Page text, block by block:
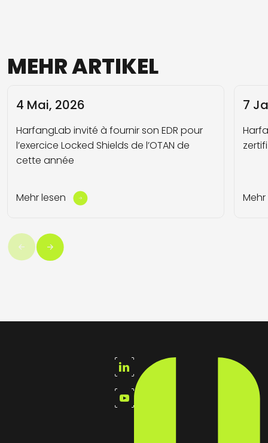
MEHRARTIKEL
4 Mai, 2026
HarfangLab invité à fournir son EDR pour
l’exercice Locked Shields de l’OTAN de
cette année
Mehr lesen
7